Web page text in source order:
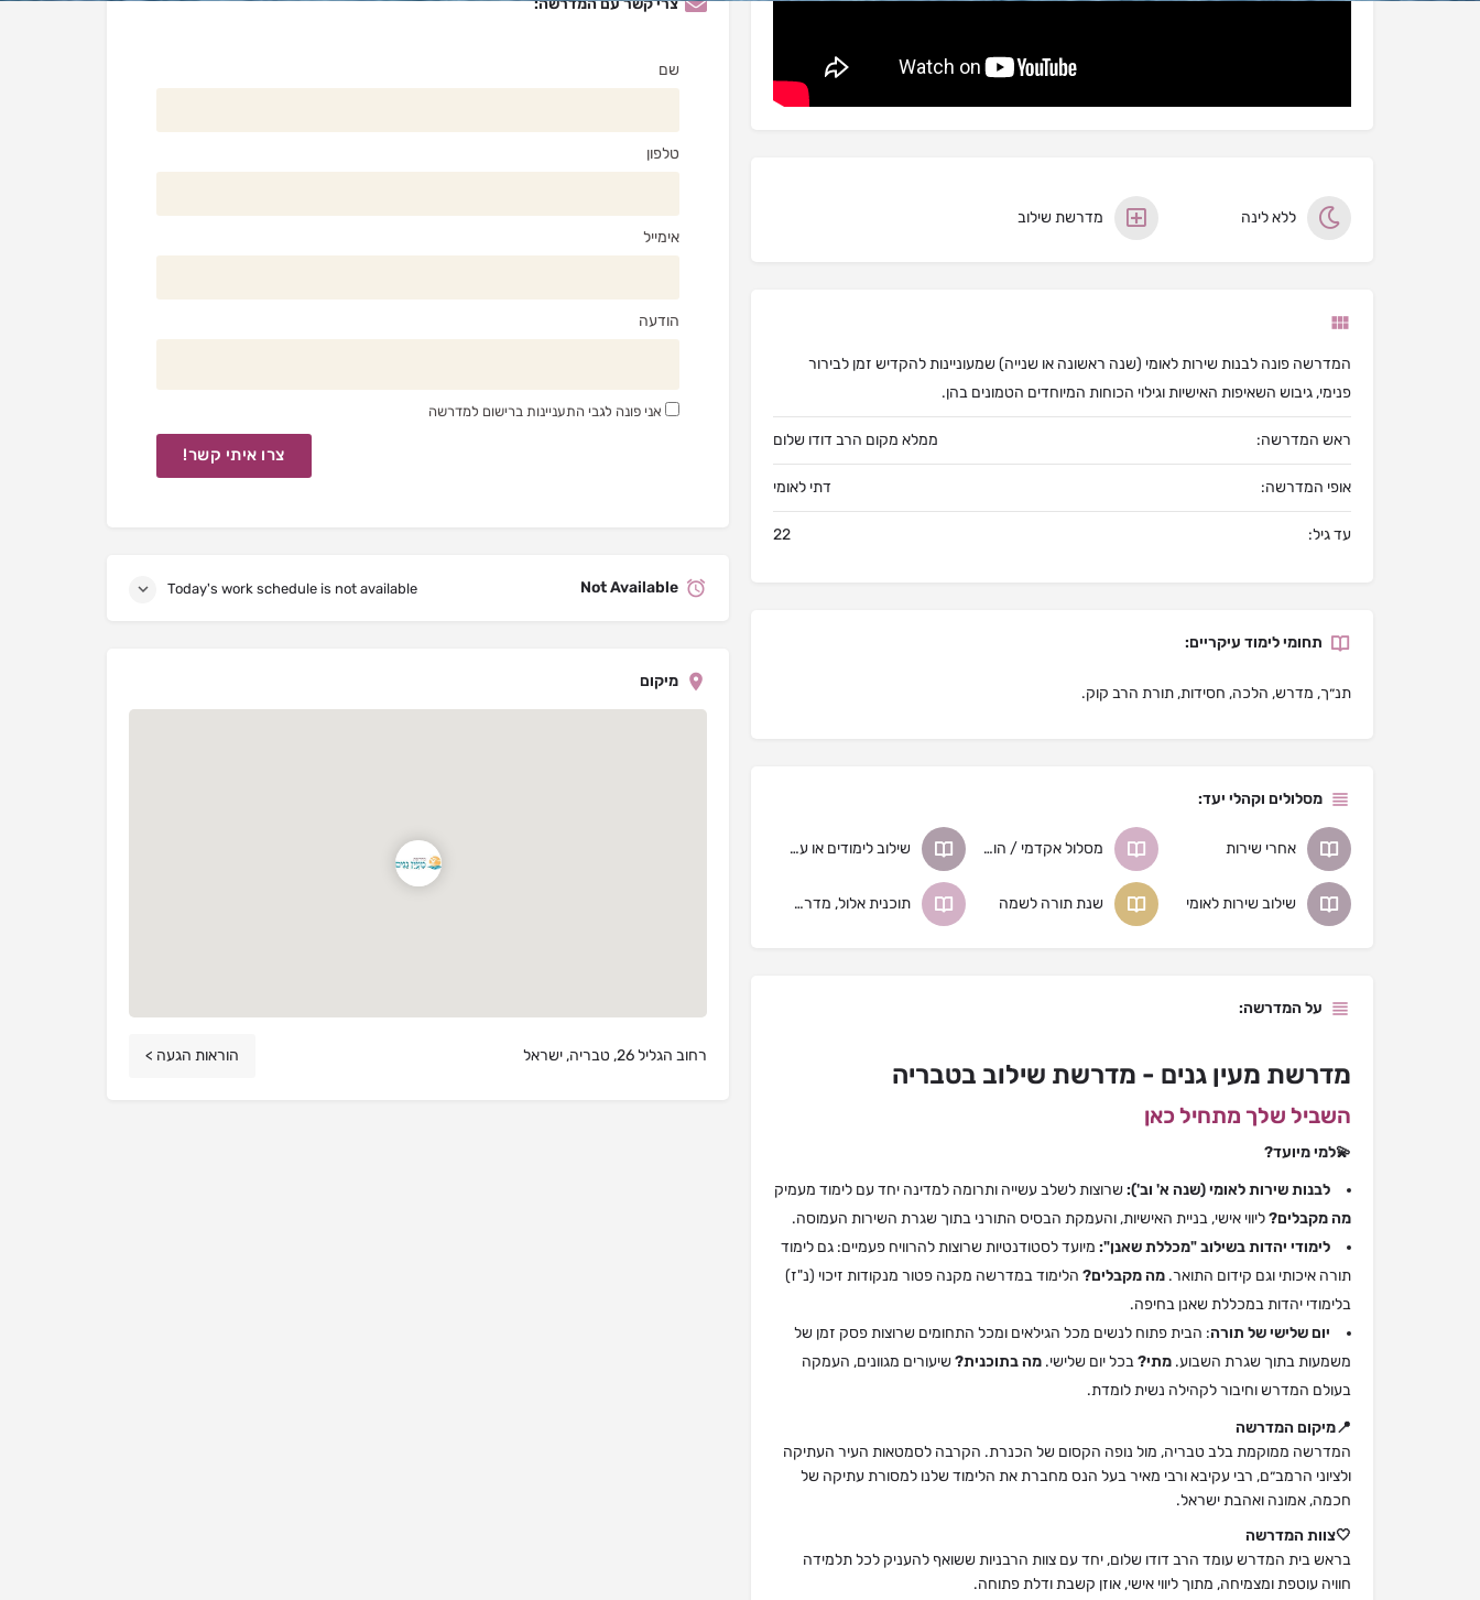
ללא לינה מדרשת שילוב
המדרשה פונה לבנות שירות לאומי (שנה ראשונה או שנייה) שמעוניינות להקדיש זמן לבירור
פנימי, גיבוש השאיפות האישיות וגילוי הכוחות המיוחדים הטמונים בהן.
ראש המדרשה: ממלא מקום הרב דודו שלום
אופי המדרשה: דתי לאומי
עד גיל: 22
תחומי לימוד עיקריים:
תנ״ך, מדרש, הלכה, חסידות, תורת הרב קוק.
מסלולים וקהלי יעד:
אחרי שירות מסלול אקדמי / הוראה שילוב לימודים או עבודה
שילוב שירות לאומי שנת תורה לשמה תוכנית אלול, מדרשת אלול
על המדרשה:
מדרשת מעין גנים - מדרשת שילוב בטבריה
השביל שלך מתחיל כאן
💫למי מיועד?
לבנות שירות לאומי (שנה א' וב'): שרוצות לשלב עשייה ותרומה למדינה יחד עם לימוד מעמיק
מה מקבלים?ליווי אישי, בניית האישיות, והעמקת הבסיס התורני בתוך שגרת השירות העמוסה.
לימודי יהדות בשילוב "מכללת שאנן": מיועד לסטודנטיות שרוצות להרוויח פעמיים: גם לימוד
תורה איכותי וגם קידום התואר. מה מקבלים? הלימוד במדרשה מקנה פטור מנקודות זיכוי (נ"ז)
בלימודי יהדות במכללת שאנן בחיפה.
יום שלישי של תורה: הבית פתוח לנשים מכל הגילאים ומכל התחומים שרוצות פסק זמן של
משמעות בתוך שגרת השבוע. מתי?בכל יום שלישי. מה בתוכנית? שיעורים מגוונים, העמקה
בעולם המדרש וחיבור לקהילה נשית לומדת.
📍מיקום המדרשה
המדרשה ממוקמת בלב טבריה, מול נופה הקסום של הכנרת. הקרבה לסמטאות העיר העתיקה
ולציוני הרמב״ם, רבי עקיבא ורבי מאיר בעל הנס מחברת את הלימוד שלנו למסורת עתיקה של
חכמה, אמונה ואהבת ישראל.
🤍צוות המדרשה
בראש בית המדרש עומד הרב דודו שלום, יחד עם צוות הרבניות ששואף להעניק לכל תלמידה
חוויה עוטפת ומצמיחה, מתוך ליווי אישי, אוזן קשבת ודלת פתוחה.
שם
טלפון
אימייל
הודעה
אני פונה לגבי התעניינות ברישום למדרשה
צרו איתי קשר!
Not Available
Today's work schedule is not available
מיקום
רחוב הגליל 26, טבריה, ישראל הוראות הגעה >